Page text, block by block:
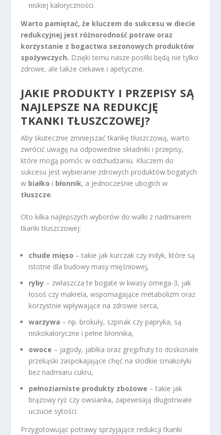
niskiej kaloryczności.
Warto pamiętać, że kluczem do sukcesu w diecie
redukcyjnej jest różnorodność potraw oraz
korzystanie z bogactwa sezonowych produktów
spożywczych. Dzięki temu nasze posiłki będą nie tylko
zdrowe, ale także ciekawe i apetyczne.
JAKIE PRODUKTY I PRZEPISY SĄ
NAJLEPSZE NA REDUKCJĘ
TKANKI TŁUSZCZOWEJ?
Aby skutecznie zmniejszać tkankę tłuszczową, warto
zwrócić uwagę na odpowiednie składniki i przepisy,
które mogą pomóc w odchudzaniu. Kluczem do
sukcesu jest wybieranie zdrowych produktów bogatych
w białko i błonnik, a jednocześnie ubogich w
tłuszcze.
Oto kilka najlepszych wyborów do walki z nadmiarem
tkanki tłuszczowej:
chude mięso – takie jak kurczak czy indyk, które są
istotne dla budowy masy mięśniowej,
ryby – zwłaszcza te bogate w kwasy omega-3, jak
łosoś czy makrela, wspomagające metabolizm oraz
korzystnie wpływające na zdrowie serca,
warzywa – np. brokuły, szpinak czy papryka, są
niskokaloryczne i pełne błonnika,
owoce – jagody, jabłka oraz grejpfruty to doskonałe
przekąski zaspokajające chęć na słodkie smakołyki
bez nadmiaru cukru,
pełnoziarniste produkty zbożowe – takie jak
brązowy ryż czy owsianka, zapewniają długotrwałe
uczucie sytości.
Przygotowując potrawy sprzyjające redukcji tkanki